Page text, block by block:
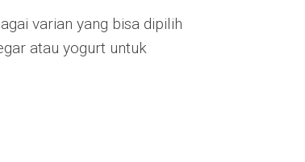
varian yang bisa dipilih
atau yogurt untuk